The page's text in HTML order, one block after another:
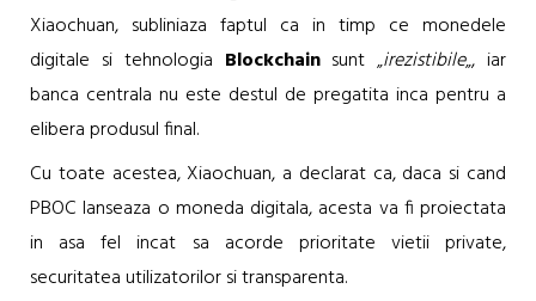
Xiaochuan, subliniaza faptul ca in timp ce monedele
digitale si tehnologia Blockchainsunt „irezistibile„, iar
banca centrala nu este destul de pregatita inca pentru a
elibera produsul final.
Cu toate acestea, Xiaochuan, a declarat ca, daca si cand
PBOC lanseaza o moneda digitala, acesta va fi proiectata
in asa fel incat sa acorde prioritate vietii private,
securitatea utilizatorilor si transparenta.